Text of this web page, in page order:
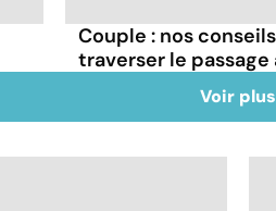
Couple : nos
traverser le
Voir plus